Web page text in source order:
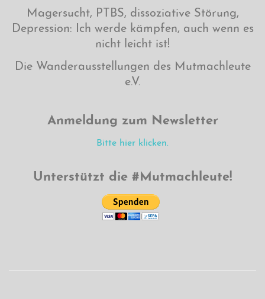
Magersucht, PTBS, dissoziative Störung,
Depression: Ich werde kämpfen, auch wenn es
nicht leicht ist!
Die Wanderausstellungen des Mutmachleute
e.V.
Anmeldung zum Newsletter
Bitte hier klicken.
Unterstützt die #Mutmachleute!